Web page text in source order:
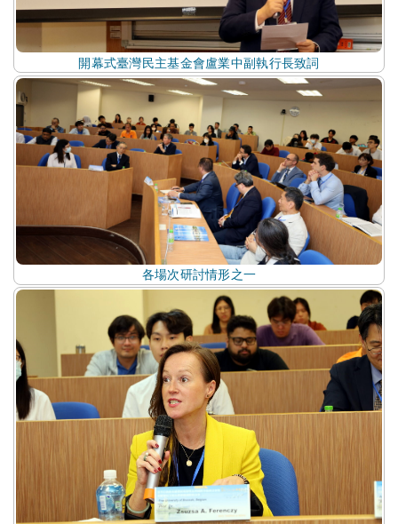
開幕式臺灣民主基金會盧業中副執行長致詞
各場次研討情形之一